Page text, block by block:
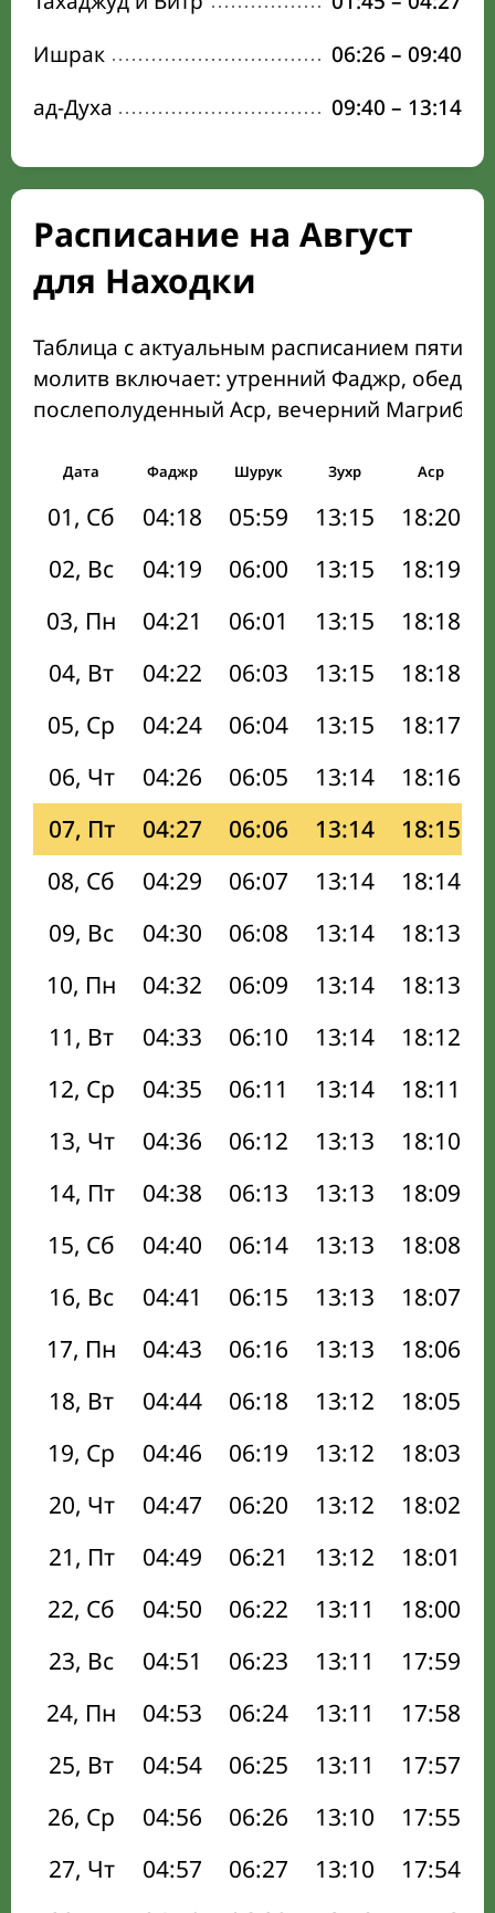
Ишрак
06:26 – 09:40
ад-Духа
09:40 – 13:14
Расписание на Август
для Находки
Таблица с актуальным расписанием пяти
молитв включает: утренний Фаджр,
послеполуденный Аср, вечерний Магриб
Дата Фаджр Шурук Зухр Аср
01, Сб 04:18 05:59 13:15 18:20
02, Вс
04:19 06:00 13:15 18:19
03, Пн
04:21 06:01 13:15 18:18
04, Вт
04:22 06:03 13:15 18:18
05, Ср
04:24 06:04 13:15 18:17
06, Чт
04:26 06:05 13:14 18:16
07, Пт
04:27 06:06 13:14 18:15
08, Сб
04:29 06:07 13:14 18:14
09, Вс
04:30 06:08 13:14 18:13
10, Пн
04:32 06:09 13:14 18:13
11, Вт
04:33 06:10 13:14 18:12
12, Ср
04:35 06:11 13:14 18:11
13, Чт
04:36 06:12 13:13 18:10
14, Пт
04:38 06:13 13:13 18:09
15, Сб
04:40 06:14 13:13 18:08
16, Вс
04:41 06:15 13:13 18:07
17, Пн
04:43 06:16 13:13 18:06
18, Вт
04:44 06:18 13:12 18:05
19, Ср
04:46 06:19 13:12 18:03
20, Чт
04:47 06:20 13:12 18:02
21, Пт
04:49 06:21 13:12 18:01
22, Сб
04:50 06:22 13:11 18:00
23, Вс
04:51 06:23 13:11 17:59
24, Пн
04:53 06:24 13:11 17:58
25, Вт
04:54 06:25 13:11 17:57
26, Ср
04:56 06:26 13:10 17:55
27, Чт
04:57 06:27 13:10 17:54